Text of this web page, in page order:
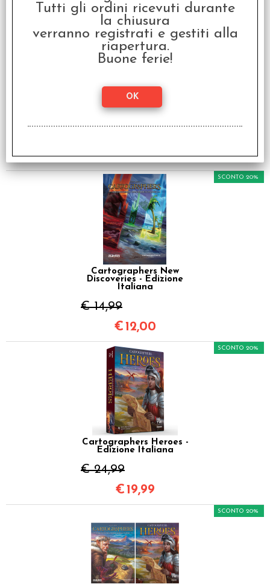
Bundle TOTALE
Cartographers - Giochi
Base + Espansioni in
€67,97
Cartographers New
Discoveries - Edizione
Italiana
€ 14,99
SCONTO 20%
€ 12,00
Cartographers Heroes -
Edizione Italiana
€ 24,99
SCONTO 20%
€ 19,99
SCONTO 20%
Tutti gli ordini ricevuti durante
la chiusura
verranno registrati e gestiti alla
riapertura.
Buone ferie!